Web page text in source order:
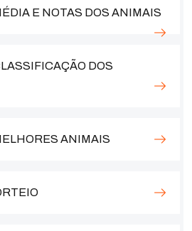
E NOTAS DOS ANIMAIS
DOS
ANIMAIS